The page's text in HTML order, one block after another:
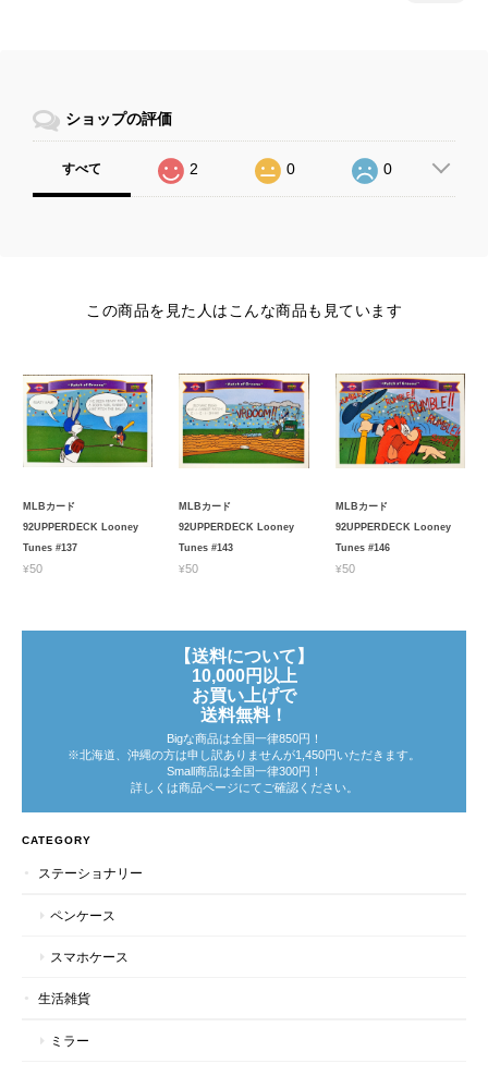
ショップの評価
すべて 2 0 0
この商品を見た人はこんな商品も見ています
MLBカード
92UPPERDECK Looney
Tunes #137
¥50
MLBカード
92UPPERDECK Looney
Tunes #143
¥50
MLBカード
92UPPERDECK Looney
Tunes #146
¥50
【送料について】
10,000円以上
お買い上げで
送料無料！
Bigな商品は全国一律850円！
※北海道、沖縄の方は申し訳ありませんが1,450円いただきます。
Small商品は全国一律300円！
詳しくは商品ページにてご確認ください。
CATEGORY
ステーショナリー
ペンケース
スマホケース
生活雑貨
ミラー